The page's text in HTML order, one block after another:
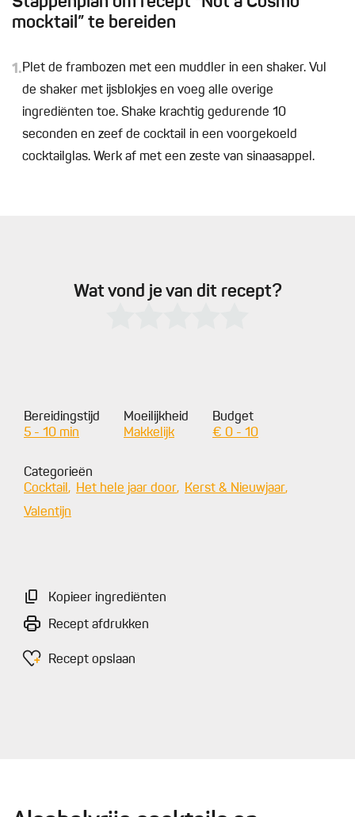
mocktail” te bereiden
1.Plet de frambozen met een muddler in een shaker. Vul
de shaker met ijsblokjes en voeg alle overige
ingrediënten toe. Shake krachtig gedurende 10
seconden en zeef de cocktail in een voorgekoeld
cocktailglas. Werk af met een zeste van sinaasappel.
Wat vond je van dit recept?
Bereidingstijd
5 - 10 min
Moeilijkheid
Makkelijk
Budget
€ 0 - 10
Categorieën
Cocktail
Het hele jaar door
Kerst & Nieuwjaar
Valentijn
Kopieer ingrediënten
Recept afdrukken
Recept opslaan